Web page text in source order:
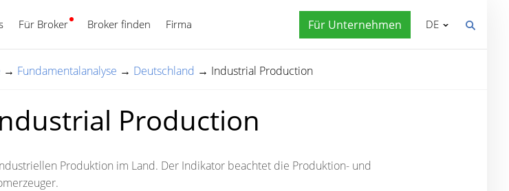
Für Broker Broker finden Firma Für Unternehmen
Deutsch DE
→ Fundamentalanalyse → Deutschland → Industrial Production
Production
Produktion im Land. Der Indikator beachtet die Produktion- und